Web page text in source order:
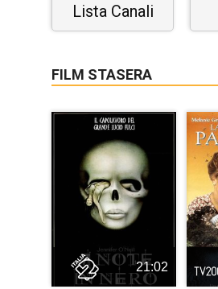
Lista Canali
FILM STASERA
21:02